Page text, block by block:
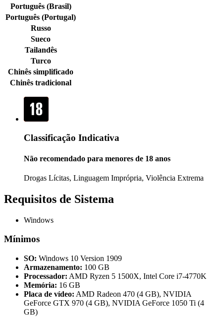
Português (Brasil)
Português (Portugal)
Russo
Sueco
Tailandês
Turco
Chinês simplificado
Chinês tradicional
Classificação Indicativa
Não recomendado para menores de 18 anos
Drogas Lícitas, Linguagem Imprópria, Violência Extrema
Requisitos de Sistema
Windows
Mínimos
SO: Windows 10 Version 1909
Armazenamento: 100 GB
Processador: AMD Ryzen 5 1500X, Intel Core i7-4770K
Memória: 16 GB
Placa de vídeo: AMD Radeon 470 (4 GB), NVIDIA
GeForce GTX 970 (4 GB), NVIDIA GeForce 1050 Ti (4
GB)